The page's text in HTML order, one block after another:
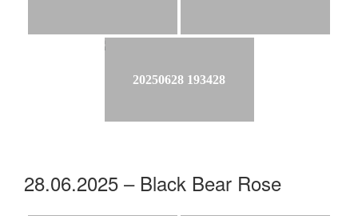
20250628 193428
28.06.2025 – Black Bear Rose